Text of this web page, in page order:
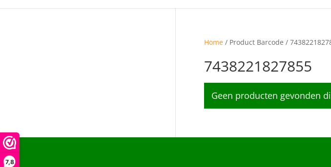
7,8
Home/ Product Barcode /
7438221827855
Geen producten gevonden